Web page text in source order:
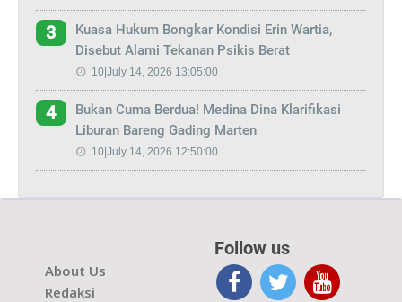
3
Kuasa Hukum Bongkar Kondisi Erin Wartia,
Disebut Alami Tekanan Psikis Berat
10|July 14, 2026 13:05:00
4
Bukan Cuma Berdua! Medina Dina Klarifikasi
Liburan Bareng Gading Marten
10|July 14, 2026 12:50:00
About Us
Redaksi
Follow us